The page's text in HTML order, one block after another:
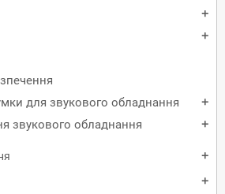
add
add
для звукового обладнання
add
звукового обладнання add
add
add